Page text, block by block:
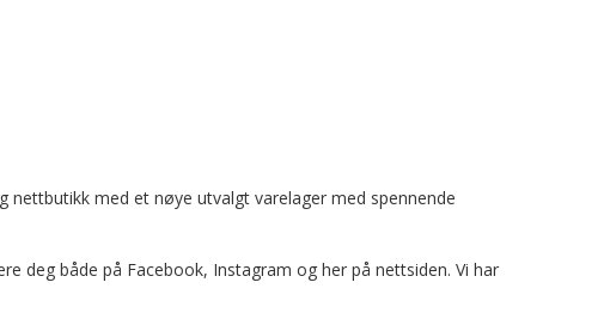
med et nøye utvalgt varelager med spennende
deg både på Facebook, Instagram og her på nettsiden. Vi har